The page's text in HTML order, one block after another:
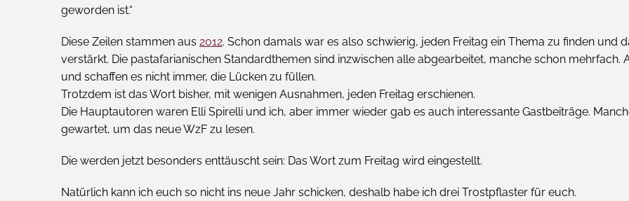
geworden ist.“
Diese Zeilen stammen aus 2012. Schon damals war es also schwierig, jeden Freitag ein Thema zu finden und
verstärkt. Die pastafarianischen Standardthemen sind inzwischen alle abgearbeitet, manche schon
und schaffen es nicht immer, die Lücken zu füllen.
Trotzdem ist das Wort bisher, mit wenigen Ausnahmen, jeden Freitag erschienen.
Die Hauptautoren waren Elli Spirelli und ich, aber immer wieder gab es auch interessante Gastbeiträge.
gewartet, um das neue WzF zu lesen.
Die werden jetzt besonders enttäuscht sein: Das Wort zum Freitag wird eingestellt.
Natürlich kann ich euch so nicht ins neue Jahr schicken, deshalb habe ich drei Trostpflaster für euch.